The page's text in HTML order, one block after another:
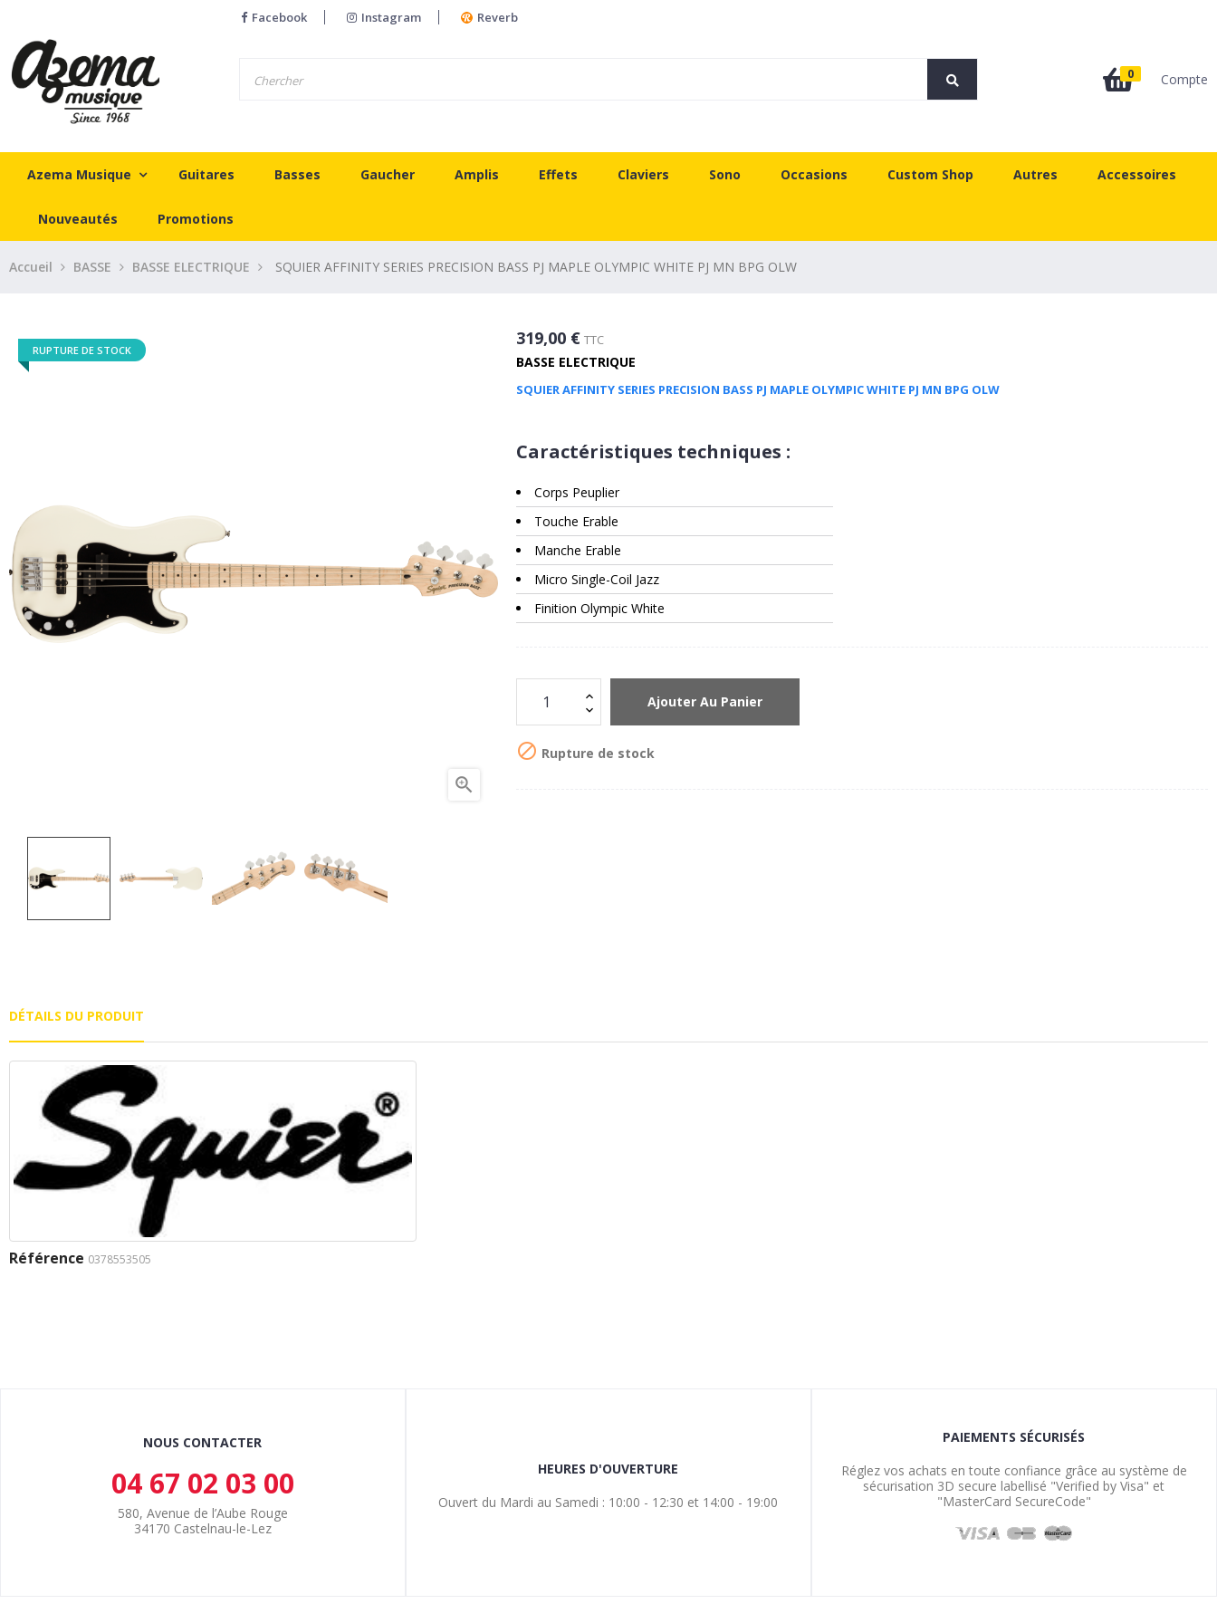
Facebook Instagram Reverb
0 Compte
Azema Musique Guitares Basses Gaucher Amplis Effets Claviers Sono Occasions Custom Shop Autres Accessoires
Nouveautés Promotions
Accueil BASSE BASSE ELECTRIQUE SQUIER AFFINITY SERIES PRECISION BASS PJ MAPLE OLYMPIC WHITE PJ MN BPG OLW
RUPTURE DE STOCK

319,00 € TTC
BASSE ELECTRIQUE
SQUIER AFFINITY SERIES PRECISION BASS PJ MAPLE OLYMPIC WHITE PJ MN BPG OLW
Caractéristiques techniques :
Corps Peuplier
Touche Erable
Manche Erable
Micro Single-Coil Jazz
Finition Olympic White
Ajouter Au Panier
 Rupture de stock
DÉTAILS DU PRODUIT
Référence 0378553505
NOUS CONTACTER
04 67 02 03 00
580, Avenue de l’Aube Rouge
34170 Castelnau-le-Lez
HEURES D'OUVERTURE
Ouvert du Mardi au Samedi : 10:00 - 12:30 et 14:00 - 19:00
PAIEMENTS SÉCURISÉS
Réglez vos achats en toute confiance grâce au système de
sécurisation 3D secure labellisé "Verified by Visa" et
"MasterCard SecureCode"